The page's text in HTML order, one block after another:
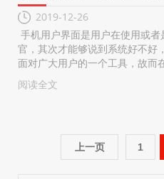
2019-12-26
手机用户界面是用户在使用或
官，其次才能够说到系统好不好
面对广大用户的一个工具，故而
阅读全文
上一页 1